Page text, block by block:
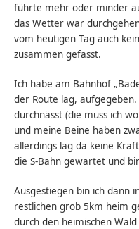
führte mehr oder minder
das Wetter war
vom heutigen Tag auch
zusammen gefasst.
Ich habe am Bahnhof
der Route lag,
durchnässt (die muss ich
und meine Beine haben
allerdings lag da keine
die S-Bahn gewartet und
Ausgestiegen bin ich dann
restlichen grob 5km heim
durch den heimischen